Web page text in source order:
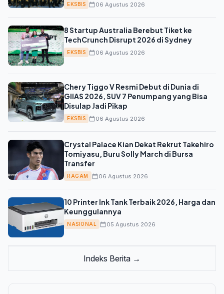
EKSBIS 06 Agustus 2026
8 Startup Australia Berebut Tiket ke
TechCrunch Disrupt 2026 di Sydney
EKSBIS 06 Agustus 2026
Chery Tiggo V Resmi Debut di Dunia di
GIIAS 2026, SUV 7 Penumpang yang Bisa
Disulap Jadi Pikap
EKSBIS 06 Agustus 2026
Crystal Palace Kian Dekat Rekrut Takehiro
Tomiyasu, Buru Solly March di Bursa
Transfer
RAGAM 06 Agustus 2026
10 Printer Ink Tank Terbaik 2026, Harga dan
Keunggulannya
NASIONAL 05 Agustus 2026
Indeks Berita →